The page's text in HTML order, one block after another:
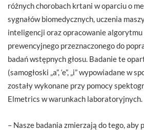
różnych chorobach krtani w oparciu o
sygnałów biomedycznych, uczenia
inteligencji oraz opracowanie
prewencyjnego przeznaczonego do
badań wstępnych głosu. Badanie te
(samogłoski „a”, ‘e”, „i” wypowiadane w
zostały wykonane przy pomocy
Elmetrics w warunkach laboratoryjnych.
– Nasze badania zmierzają do tego, aby